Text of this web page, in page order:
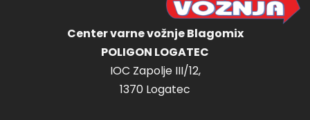
Center varne vožnje Blagomix
POLIGON LOGATEC
IOC Zapolje III/12,
1370 Logatec